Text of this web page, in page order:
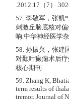
.2012.17（7）
57. 李敬军，张凯
刺激丘脑底核对
响.中华神经医学
58. 孙振兴，张建
对颞叶癫痫术后
核心期刊
59. Zhang K,
term results of
tremor..Journal of